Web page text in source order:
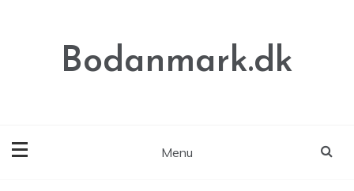
Bodanmark.dk
Menu